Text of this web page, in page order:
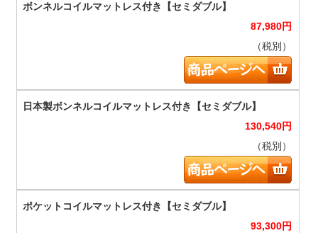
87,980円
（税別）
130,540円
（税別）
93,300円